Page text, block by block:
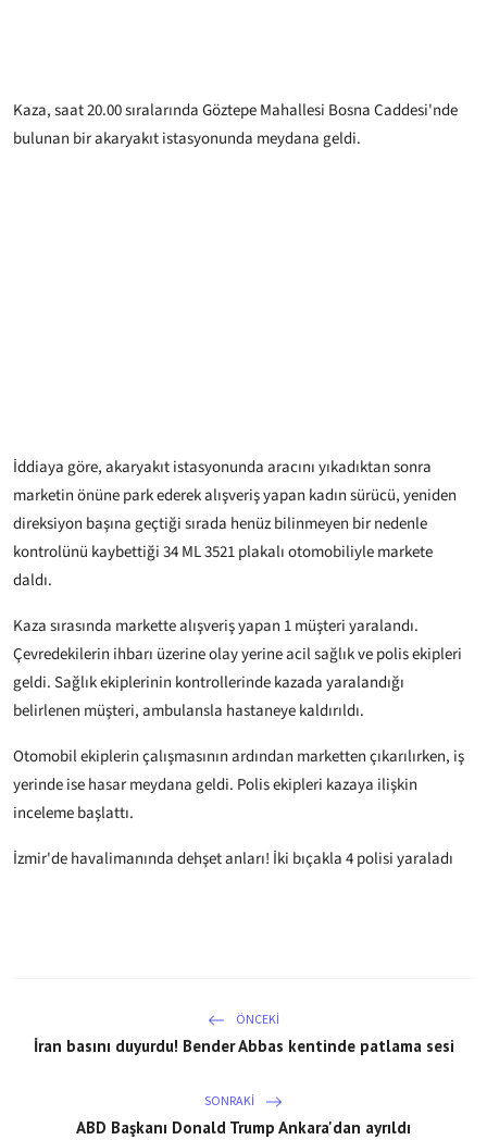
Kaza, saat 20.00 sıralarında Göztepe Mahallesi Bosna Caddesi'nde
bulunan bir akaryakıt istasyonunda meydana geldi.
İddiaya göre, akaryakıt istasyonunda aracını yıkadıktan sonra
marketin önüne park ederek alışveriş yapan kadın sürücü, yeniden
direksiyon başına geçtiği sırada henüz bilinmeyen bir nedenle
kontrolünü kaybettiği 34 ML 3521 plakalı otomobiliyle markete
daldı.
Kaza sırasında markette alışveriş yapan 1 müşteri yaralandı.
Çevredekilerin ihbarı üzerine olay yerine acil sağlık ve polis ekipleri
geldi. Sağlık ekiplerinin kontrollerinde kazada yaralandığı
belirlenen müşteri, ambulansla hastaneye kaldırıldı.
Otomobil ekiplerin çalışmasının ardından marketten çıkarılırken, iş
yerinde ise hasar meydana geldi. Polis ekipleri kazaya ilişkin
inceleme başlattı.
İzmir'de havalimanında dehşet anları! İki bıçakla 4 polisi yaraladı
ÖNCEKI
İran basını duyurdu! Bender Abbas kentinde patlama sesi
SONRAKI
ABD Başkanı Donald Trump Ankara'dan ayrıldı